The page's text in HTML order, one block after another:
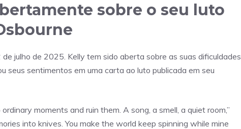
sobre o seu luto
julho de 2025. Kelly tem sido aberta sobre as suas dificuldades
seus sentimentos em uma carta ao luto publicada em seu
moments and ruin them. A song, a smell, a quiet room,”
into knives. You make the world keep spinning while mine